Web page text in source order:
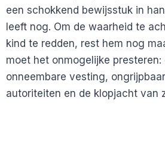
een schokkend bewijsstuk in
leeft nog. Om de waarheid te
kind te redden, rest hem nog
moet het onmogelijke
onneembare vesting,
autoriteiten en de klopjacht van